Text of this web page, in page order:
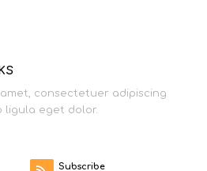
consectetuer adipiscing
ligula eget dolor.
Subscribe